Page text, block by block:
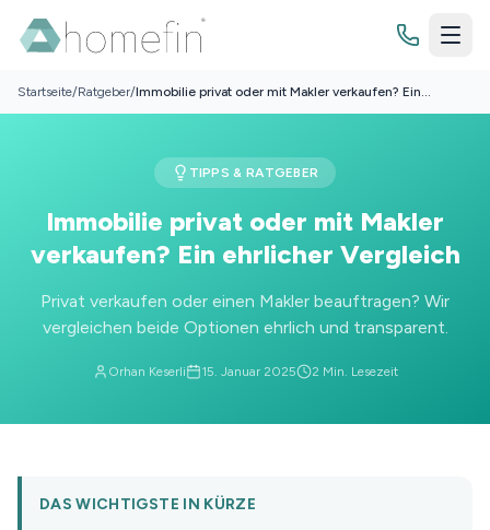
Immobilienbewertung
Grundstücksbewertung
Finanzierung
Budgetrechner
Zinsrechner
Wissenswertes
Ratgeber
Startseite/Ratgeber/Immobilie privat oder mit Makler verkaufen? Ein
TIPPS & RATGEBER
Immobilie privat oder mit Makler
verkaufen? Ein ehrlicher Vergleich
Privat verkaufen oder einen Makler beauftragen? Wir
vergleichen beide Optionen ehrlich und transparent.
Orhan Keserli 15. Januar 2025 2 Min. Lesezeit
DAS WICHTIGSTE IN KÜRZE